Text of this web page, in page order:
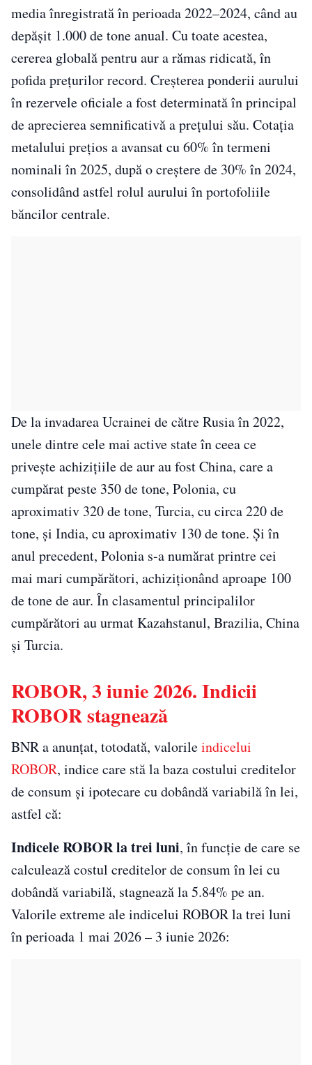
media înregistrată în perioada 2022–2024, când au
depășit 1.000 de tone anual. Cu toate acestea,
cererea globală pentru aur a rămas ridicată, în
pofida prețurilor record. Creșterea ponderii aurului
în rezervele oficiale a fost determinată în principal
de aprecierea semnificativă a prețului său. Cotația
metalului prețios a avansat cu 60% în termeni
nominali în 2025, după o creștere de 30% în 2024,
consolidând astfel rolul aurului în portofoliile
băncilor centrale.
De la invadarea Ucrainei de către Rusia în 2022,
unele dintre cele mai active state în ceea ce
privește achizițiile de aur au fost China, care a
cumpărat peste 350 de tone, Polonia, cu
aproximativ 320 de tone, Turcia, cu circa 220 de
tone, și India, cu aproximativ 130 de tone. Și în
anul precedent, Polonia s-a numărat printre cei
mai mari cumpărători, achiziționând aproape 100
de tone de aur. În clasamentul principalilor
cumpărători au urmat Kazahstanul, Brazilia, China
și Turcia.
ROBOR, 3 iunie 2026. Indicii
ROBOR stagnează
BNR a anunţat, totodată, valorileindicelui
ROBOR, indice care stă la baza costului creditelor
de consum şi ipotecare cu dobândă variabilă în lei,
astfel că:
Indicele ROBOR la trei luni, în funcţie de care se
calculează costul creditelor de consum în lei cu
dobândă variabilă, stagnează la 5.84% pe an.
Valorile extreme ale indicelui ROBOR la trei luni
în perioada 1 mai 2026 – 3 iunie 2026: